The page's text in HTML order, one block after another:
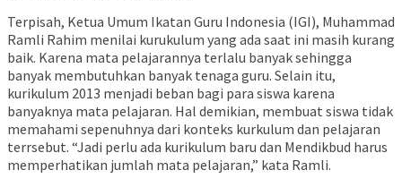
Terpisah, Ketua Umum Ikatan Guru Indonesia (IGI), Muhammad
Ramli Rahim menilai kurukulum yang ada saat ini masih kurang
baik. Karena mata pelajarannya terlalu banyak sehingga
banyak membutuhkan banyak tenaga guru. Selain itu,
kurikulum 2013 menjadi beban bagi para siswa karena
banyaknya mata pelajaran. Hal demikian, membuat siswa tidak
memahami sepenuhnya dari konteks kurkulum dan pelajaran
terrsebut. “Jadi perlu ada kurikulum baru dan Mendikbud harus
memperhatikan jumlah mata pelajaran,” kata Ramli.